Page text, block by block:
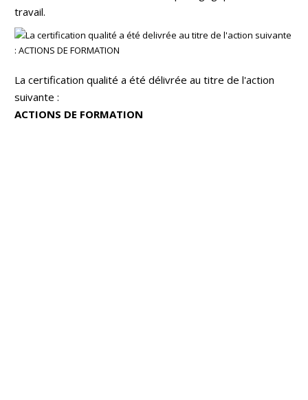
travail.
La certification qualité a été délivrée au titre de l'action
suivante :
ACTIONS DE FORMATION